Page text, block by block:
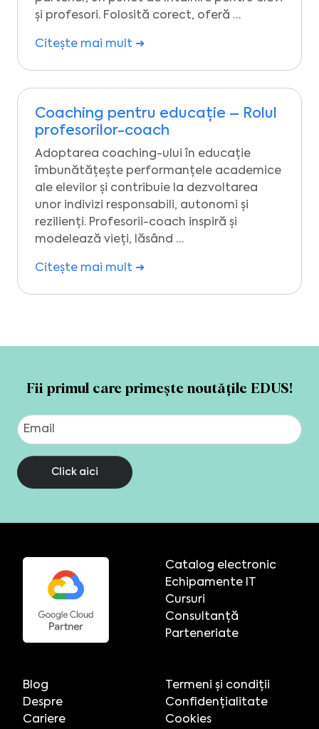
și profesori. Folosită corect, oferă …
Citește mai mult ➜
Coaching pentru educație – Rolul
profesorilor-coach
Adoptarea coaching-ului în educație
îmbunătățește performanțele academice
ale elevilor și contribuie la dezvoltarea
unor indivizi responsabili, autonomi și
rezilienți. Profesorii-coach inspiră și
modelează vieți, lăsând …
Citește mai mult ➜
Fii primul care primește noutățile EDUS!
Click aici
Catalog electronic
Echipamente IT
Cursuri
Consultanță
Parteneriate
Blog
Despre
Cariere
Termeni și condiții
Confidențialitate
Cookies